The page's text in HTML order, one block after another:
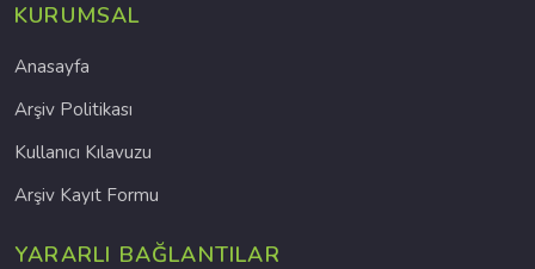
KURUMSAL
Anasayfa
Arşiv Politikası
Kullanıcı Kılavuzu
Arşiv Kayıt Formu
YARARLI BAĞLANTILAR